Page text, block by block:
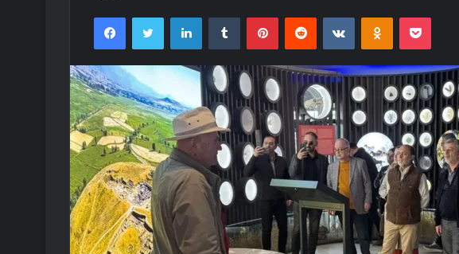
FacebookTwitter LinkedInTumblr PinterestReddit VKontakteOdnoklassniki
Pocket